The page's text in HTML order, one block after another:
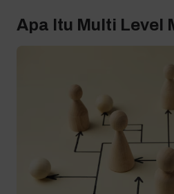
Apa Itu Multi Level